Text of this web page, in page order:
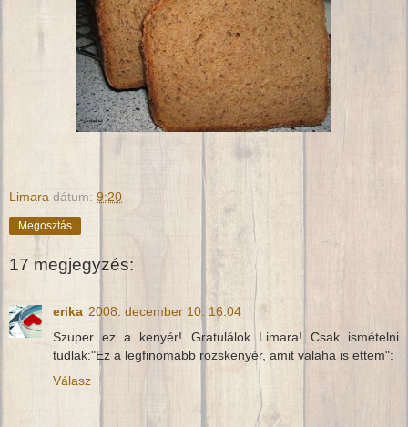
Limara dátum: 9:20
Megosztás
17 megjegyzés:
erika 2008. december 10. 16:04
Szuper ez a kenyér! Gratulálok Limara! Csak ismételni
tudlak:"Ez a legfinomabb rozskenyér, amit valaha is ettem":
Válasz